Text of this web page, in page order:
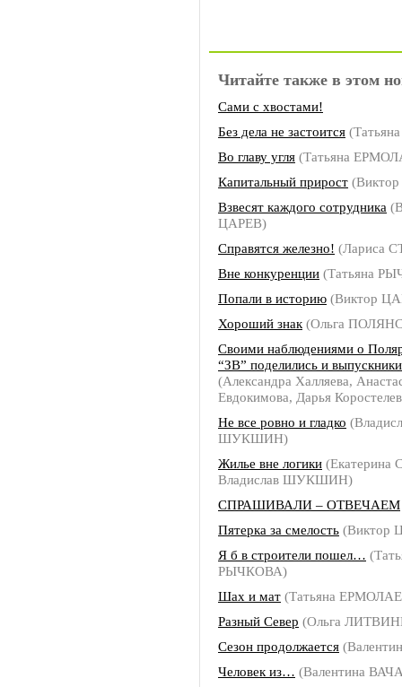
Читайте также в этом
Сами с хвостами!
Без дела не застоится
Во главу угля (Татьяна
Капитальный прирост
Взвесят каждого сотрудника
ЦАРЕВ)
Справятся железно! (Лариса
Вне конкуренции (Татьяна
Попали в историю (Виктор
Хороший знак (Ольга
Своими наблюдениями о
“ЗВ” поделились и
(Александра Халляева,
Евдокимова, Дарья
Не все ровно и гладко
ШУКШИН)
Жилье вне логики
Владислав ШУКШИН)
СПРАШИВАЛИ – ОТВЕЧАЕМ
Пятерка за смелость (Виктор
Я б в строители пошел…
РЫЧКОВА)
Шах и мат (Татьяна
Разный Север (Ольга
Сезон продолжается
Человек из… (Валентина